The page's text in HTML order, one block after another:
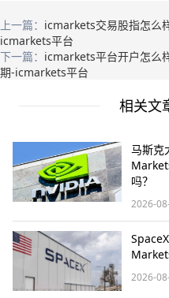
上一篇： icmarkets交易股指怎么
icmarkets平台
下一篇： icmarkets平台开户怎么
期-icmarkets平台
相关文
马斯克
吗？
2026-
2026-